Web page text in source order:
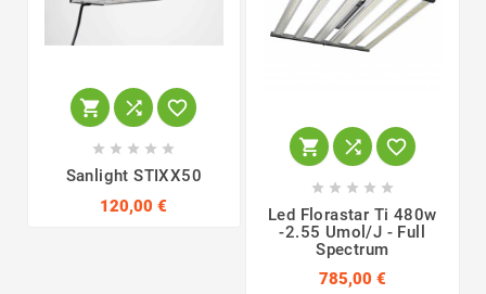
  
    
Sanlight STIXX50
120,00 €
  
    
Led Florastar Ti 480w
-2.55 Umol/j - Full
Spectrum
785,00 €